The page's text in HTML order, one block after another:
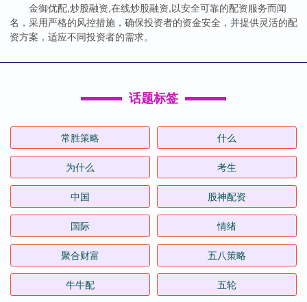
金御优配,炒股融资,在线炒股融资,以安全可靠的配资服务而闻
名，采用严格的风控措施，确保投资者的资金安全，并提供灵活的配
资方案，适应不同投资者的需求。
话题标签
常胜策略 什么
为什么 考生
中国 股神配资
国际 情绪
聚合财富 五八策略
牛牛配 五轮